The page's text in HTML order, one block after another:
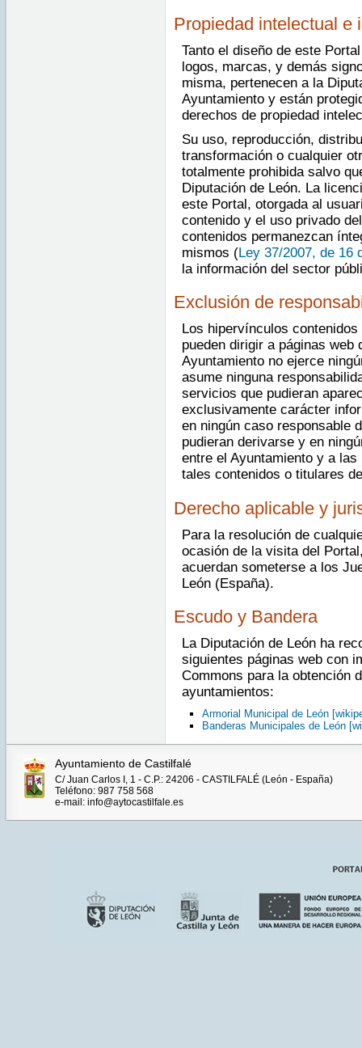
Propiedad intelectual e
Tanto el diseño de este
logos, marcas, y demás
misma, pertenecen a la
Ayuntamiento y están
derechos de propiedad
Su uso, reproducción,
transformación o cualquier
totalmente prohibida salvo
Diputación de León. La
este Portal, otorgada al
contenido y el uso privado
contenidos permanezcan
mismos (Ley 37/2007, de 16
la información del sector
Exclusión de
Los hipervínculos
pueden dirigir a páginas
Ayuntamiento no ejerce
asume ninguna
servicios que pudieran
exclusivamente carácter
en ningún caso responsable
pudieran derivarse y en
entre el Ayuntamiento y a
tales contenidos o titulares
Derecho aplicable y
Para la resolución de
ocasión de la visita del
acuerdan someterse a los
León (España).
Escudo y Bandera
La Diputación de León ha
siguientes páginas web con
Commons para la obtención
ayuntamientos:
Armorial Municipal de León
Banderas Municipales de León
Ayuntamiento de Castilfalé
C/ Juan Carlos I, 1 - C.P.: 24206 - CASTILFALÉ (León - España)
Teléfono: 987 758 568
e-mail: info@aytocastilfale.es